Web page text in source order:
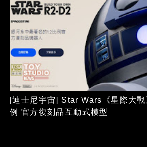
[迪士尼宇宙] Star Wars《星際大
例 官方復刻品互動式模型